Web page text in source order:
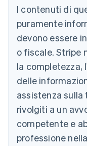
I contenuti di
puramente
devono essere
o fiscale. Stripe
la completezza,
delle
assistenza
rivolgiti a un
competente e
professione
English
DeutschEnglish
Belgio
Nederlands Français
Brasile
PortuguêsEnglish
Bulgaria
Canada
EnglishFrançais
Cina
简体中文English
Cipro